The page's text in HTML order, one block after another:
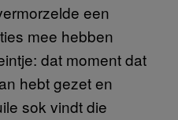
een
mee hebben
dat moment dat
hebt gezet en
sok vindt die